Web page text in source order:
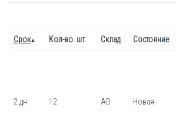
Срок Кол-во. шт. Склад Состояние
2 дн 12 AD Новая